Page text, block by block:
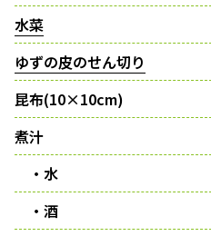
水菜
ゆずの皮のせん切り
昆布(10×10cm)
煮汁
・水
・酒